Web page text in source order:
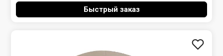
Быстрый заказ